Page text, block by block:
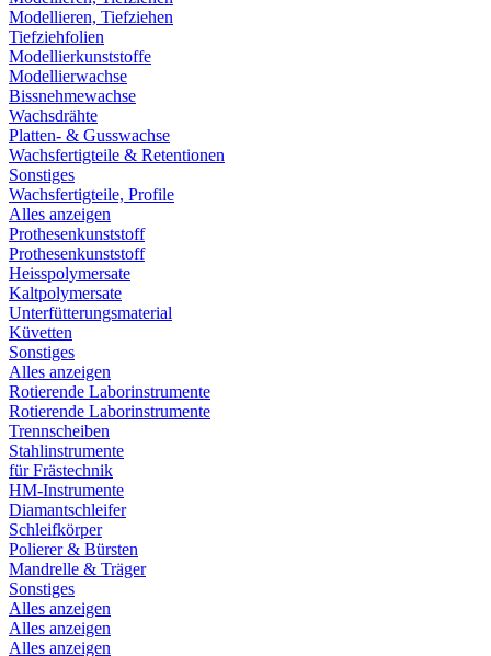
Modellieren, Tiefziehen
Tiefziehfolien
Modellierkunststoffe
Modellierwachse
Bissnehmewachse
Wachsdrähte
Platten- & Gusswachse
Wachsfertigteile & Retentionen
Sonstiges
Wachsfertigteile, Profile
Alles anzeigen
Prothesenkunststoff
Prothesenkunststoff
Heisspolymersate
Kaltpolymersate
Unterfütterungsmaterial
Küvetten
Sonstiges
Alles anzeigen
Rotierende Laborinstrumente
Rotierende Laborinstrumente
Trennscheiben
Stahlinstrumente
für Frästechnik
HM-Instrumente
Diamantschleifer
Schleifkörper
Polierer & Bürsten
Mandrelle & Träger
Sonstiges
Alles anzeigen
Alles anzeigen
Alles anzeigen